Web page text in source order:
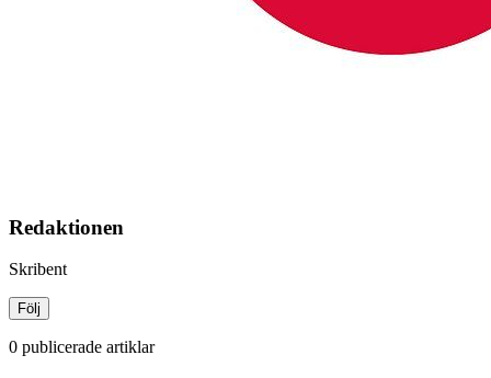
Redaktionen
Skribent
Följ
0 publicerade artiklar